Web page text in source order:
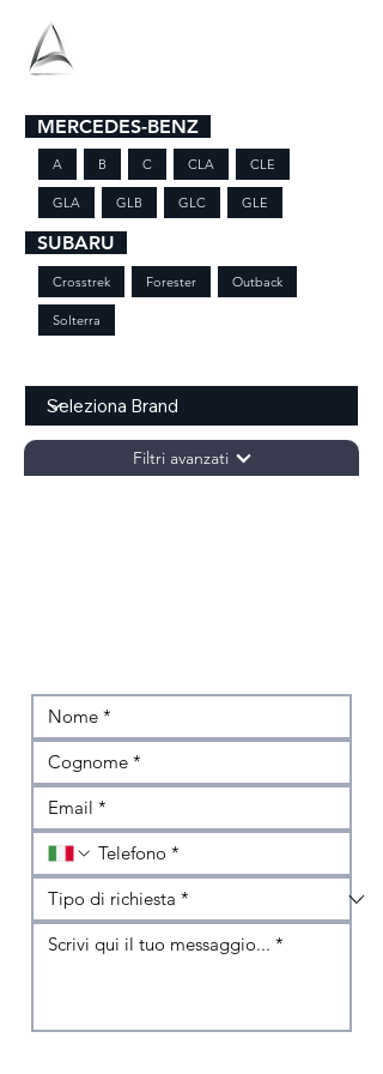
MERCEDES-BENZ
A B C CLA CLE
GLA GLB GLC GLE
SUBARU
Crosstrek Forester Outback
Solterra
Filtri avanzati